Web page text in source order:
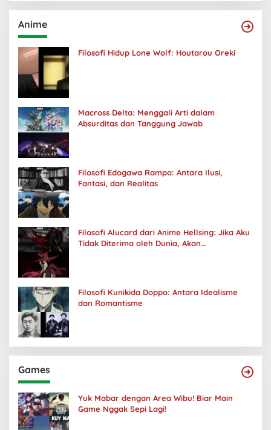
Anime
Filosofi Hidup Lone Wolf: Houtarou Oreki
Macross Delta: Menggali Arti dalam
Absurditas dan Tanggung Jawab
Filosofi Edogawa Rampo: Antara Ilusi,
Fantasi, dan Realitas
Filosofi Alucard dari Anime Hellsing: Jika Aku
Tidak Diterima oleh Dunia, Akan
Filosofi Kunikida Doppo: Antara Idealisme
dan Romantisme
Games
Yuk Mabar dengan Area Wibu! Biar Main
Game Nggak Sepi Lagi!